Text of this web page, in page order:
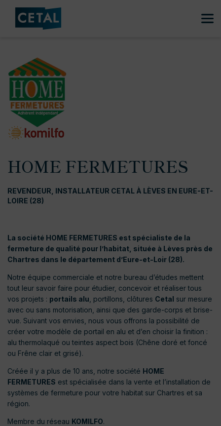
HOME FERMETURES
REVENDEUR, INSTALLATEUR CETAL À LÈVES EN EURE-ET-
LOIRE (28)
La société HOME FERMETURES est spécialiste de la
fermeture de qualité pour l’habitat, située à Lèves près de
Chartres dans le département d’Eure-et-Loir (28).
Notre équipe commerciale et notre bureau d’études mettent
tout leur savoir faire pour étudier, concevoir et réaliser tous
vos projets : portails alu , portillons, clôtures Cetal sur mesure
avec ou sans motorisation, ainsi que des garde-corps et brise-
vue. Suivant vos envies, nous vous offrons la possibilité de
créer votre modèle de portail en alu et d’en choisir la finition :
alu thermolaqué ou teintes aspect bois (Chêne doré et foncé
ou Frêne clair et grisé).
Créée il y a plus de 10 ans, notre société HOME
FERMETURES est spécialisée dans la vente et l’installation de
systèmes de fermeture pour votre habitat sur Chartres et sa
région.
Membre du réseau KOMILFO.